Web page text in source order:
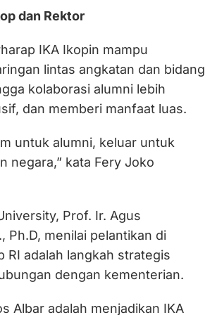
dan Rektor
IKA Ikopin mampu
lintas angkatan dan bidang
kolaborasi alumni lebih
dan memberi manfaat luas.
untuk alumni, keluar untuk
negara,” kata Fery Joko
Prof. Ir. Agus
Ph.D, menilai pelantikan di
RI adalah langkah strategis
dengan kementerian.
Albar adalah menjadikan IKA